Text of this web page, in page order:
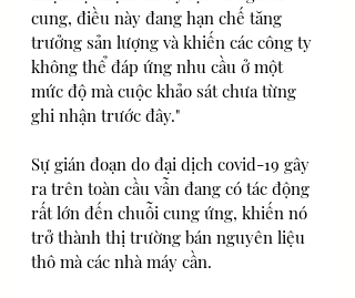
cung, điều này đang hạn chế tăng
trưởng sản lượng và khiến các công ty
không thể đáp ứng nhu cầu ở một
mức độ mà cuộc khảo sát chưa từng
ghi nhận trước đây."
Sự gián đoạn do đại dịch covid-19 gây
ra trên toàn cầu vẫn đang có tác động
rất lớn đến chuỗi cung ứng, khiến nó
trở thành thị trường bán nguyên liệu
thô mà các nhà máy cần.